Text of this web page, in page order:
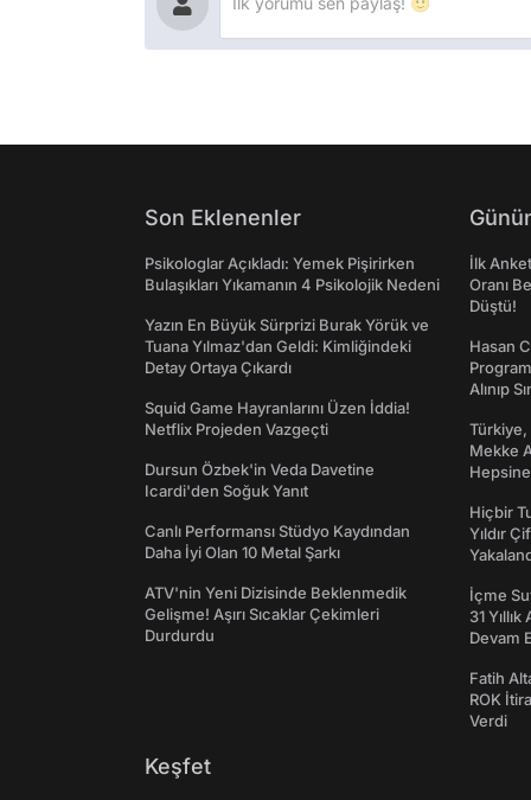
Son Eklenenler
Psikologlar Açıkladı: Yemek Pişirirken
Bulaşıkları Yıkamanın 4 Psikolojik Nedeni
Yazın En Büyük Sürprizi Burak Yörük ve
Tuana Yılmaz'dan Geldi: Kimliğindeki
Detay Ortaya Çıkardı
Squid Game Hayranlarını Üzen İddia!
Netflix Projeden Vazgeçti
Dursun Özbek'in Veda Davetine
Icardi'den Soğuk Yanıt
Canlı Performansı Stüdyo Kaydından
Daha İyi Olan 10 Metal Şarkı
ATV'nin Yeni Dizisinde Beklenmedik
Gelişme! Aşırı Sıcaklar Çekimleri
Durdurdu
İlk
Oranı
Düştü!
Hasan
Alınıp
Türkiye,
Mekke
Hepsine
Hiçbir
Yıldır
İçme
31
Devam
Fatih
ROK
Verdi
Keşfet